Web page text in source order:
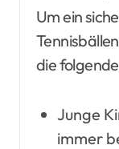
Um ein
die
Junge
immer